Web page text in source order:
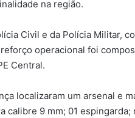
na região.
Civil e da Polícia Militar,
operacional foi
Central.
localizaram um arsenal e
calibre 9 mm; 01